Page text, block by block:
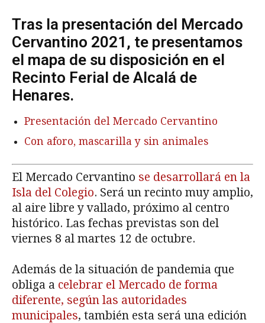
Tras la presentación del Mercado
Cervantino 2021, te presentamos
el mapa de su disposición en el
Recinto Ferial de Alcalá de
Henares.
Presentación del Mercado Cervantino
Con aforo, mascarilla y sin animales
El Mercado Cervantino se desarrollará en la
Isla del Colegio. Será un recinto muy amplio,
al aire libre y vallado, próximo al centro
histórico. Las fechas previstas son del
viernes 8 al martes 12 de octubre.
Además de la situación de pandemia que
obliga a celebrar el Mercado de forma
diferente, según las autoridades
municipales, también esta será una edición